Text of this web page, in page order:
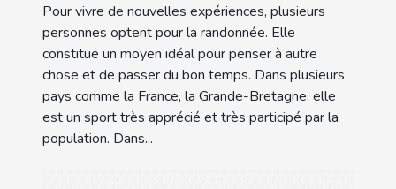
Pour vivre de nouvelles expériences, plusieurs
personnes optent pour la randonnée. Elle
constitue un moyen idéal pour penser à autre
chose et de passer du bon temps. Dans plusieurs
pays comme la France, la Grande-Bretagne, elle
est un sport très apprécié et très participé par la
population. Dans...